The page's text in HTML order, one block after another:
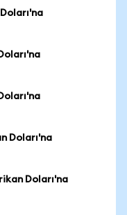
Doları'na
Doları'na